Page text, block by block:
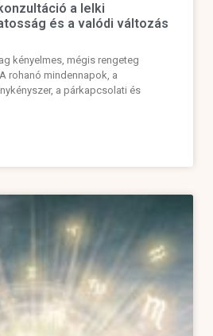
a lelki
és a valódi változás
kényelmes, mégis rengeteg
rohanó mindennapok, a
a párkapcsolati és